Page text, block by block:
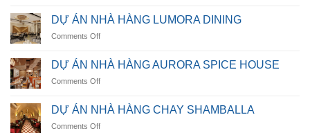
HIGHLANDS
RESTAURANT
DỰ ÁN NHÀ HÀNG LUMORA DINING
Comments Offon
ÁN
NHÀ
HÀNG
DINING
DỰ ÁN NHÀ HÀNG AURORA SPICE HOUSE
Comments Offon
ÁN
NHÀ
HÀNG
DỰ ÁN NHÀ HÀNG CHAY SHAMBALLA
Comments Offon